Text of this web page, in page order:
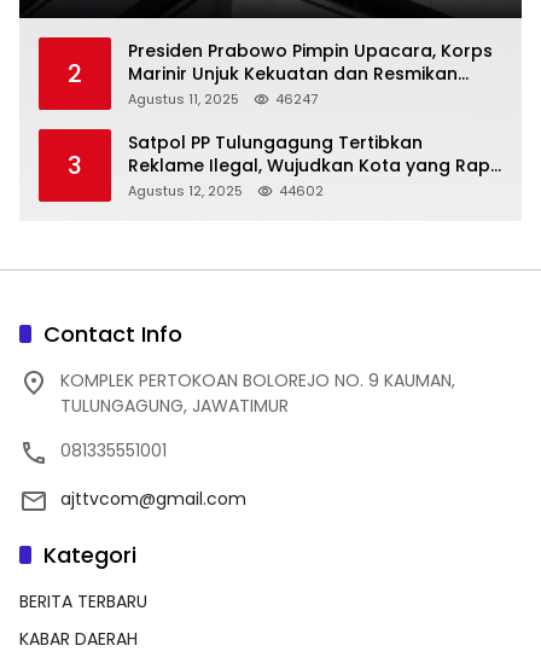
2
Presiden Prabowo Pimpin Upacara, Korps
Marinir Unjuk Kekuatan dan Resmikan
Struktur Baru
Agustus 11, 2025 46247
3
Satpol PP Tulungagung Tertibkan
Reklame Ilegal, Wujudkan Kota yang Rapi
dan Indah
Agustus 12, 2025 44602
Contact Info
KOMPLEK PERTOKOAN BOLOREJO NO. 9 KAUMAN,
TULUNGAGUNG, JAWATIMUR
081335551001
ajttvcom@gmail.com
Kategori
BERITA TERBARU
KABAR DAERAH